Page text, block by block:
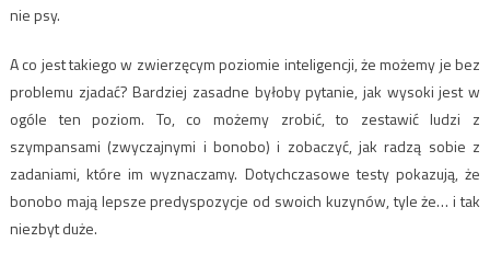
nie psy.
A co jest takiego w zwierzęcym poziomie inteligencji, że możemy je bez
problemu zjadać? Bardziej zasadne byłoby pytanie, jak wysoki jest w
ogóle ten poziom. To, co możemy zrobić, to zestawić ludzi z
szympansami (zwyczajnymi i bonobo) i zobaczyć, jak radzą sobie z
zadaniami, które im wyznaczamy. Dotychczasowe testy pokazują, że
bonobo mają lepsze predyspozycje od swoich kuzynów, tyle że… i tak
niezbyt duże.